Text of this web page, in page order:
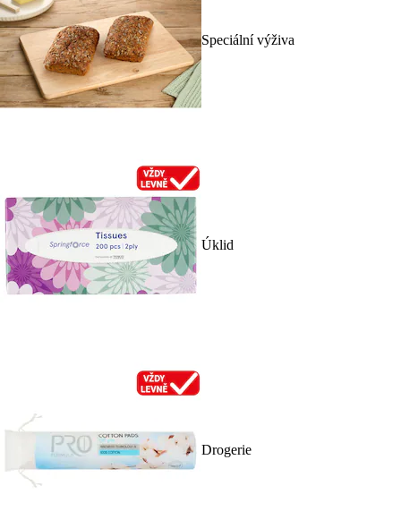
Speciální výživa
Úklid
Drogerie